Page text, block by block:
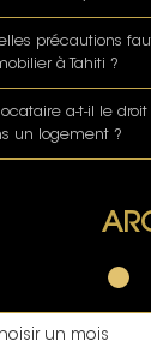
précautions
à Tahiti ?
a-t-il le
un logement ?